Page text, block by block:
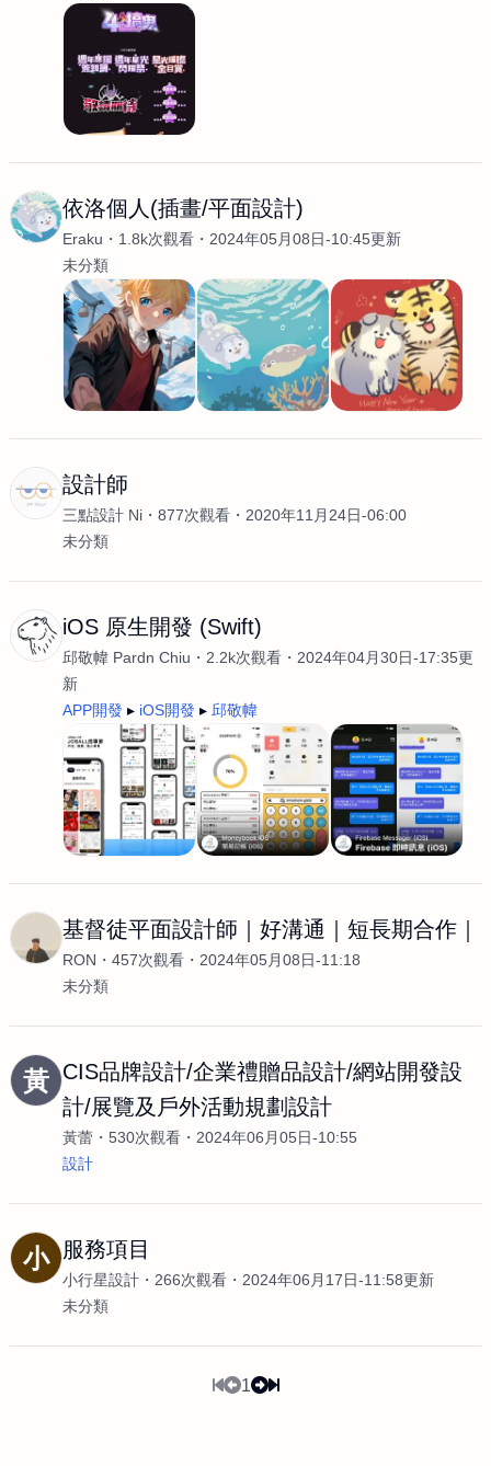
依洛個人(插畫/平面設計)
Eraku 1.8k次觀看
2024年05月08日-10:45更新
未分類
設計師
三點設計 Ni 877次觀看
2020年11月24日-06:00
未分類
iOS 原生開發 (Swift)
邱敬幃 Pardn Chiu 2.2k次觀看
2024年04月30日-17:35更
新
APP開發
iOS開發 邱敬幃
基督徒平面設計師｜好溝通｜短長期合作｜
RON 457次觀看
2024年05月08日-11:18
未分類
黃 CIS品牌設計/企業禮贈品設計/網站開發設
計/展覽及戶外活動規劃設計
黃蕾 530次觀看
2024年06月05日-10:55
設計
小 服務項目
小行星設計 266次觀看
2024年06月17日-11:58更新
未分類
1